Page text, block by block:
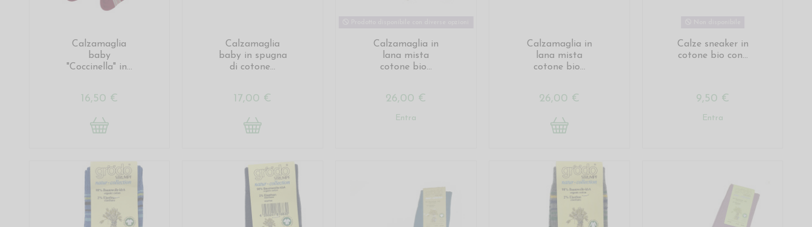
Calzamaglia
baby
"Coccinella" in...
16,50 €
Calzamaglia
baby in spugna
di cotone...
17,00 €
Calzamaglia in
lana mista
cotone bio...
26,00 €
Entra
Calzamaglia in
lana mista
cotone bio...
26,00 €
Calze sneaker in
cotone bio con...
9,50 €
Entra